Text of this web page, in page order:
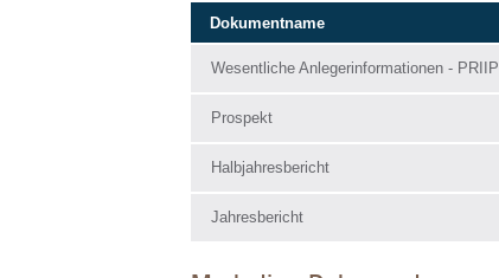
Dokumentname
Wesentliche Anlegerinformationen - PRIIP
Prospekt
Halbjahresbericht
Jahresbericht